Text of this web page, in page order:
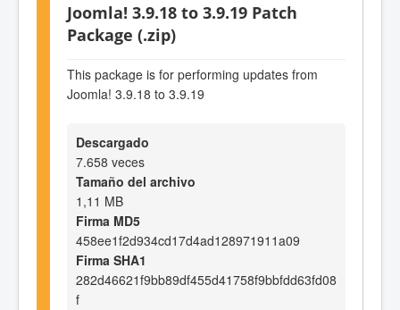
Joomla! 3.9.18 to 3.9.19 Patch
Package (.zip)
This package is for performing updates from
Joomla! 3.9.18 to 3.9.19
Descargado
7.658 veces
Tamaño del archivo
1,11 MB
Firma MD5
458ee1f2d934cd17d4ad128971911a09
Firma SHA1
282d46621f9bb89df455d41758f9bbfdd63fd08
f